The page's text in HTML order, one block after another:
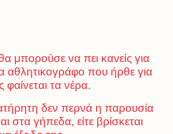
μπορούσε να πει κανείς για
αθλητικογράφο που ήρθε για
τα νέρα.
δεν περνά η παρουσία
στα γήπεδα, είτε βρίσκεται